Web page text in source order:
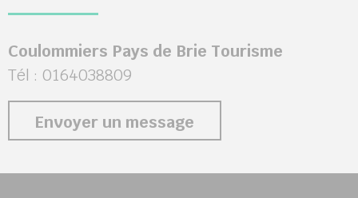
Coulommiers Pays de Brie Tourisme
Tél : 0164038809
Envoyer un message